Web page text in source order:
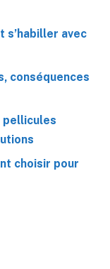
s’habiller avec
conséquences
choisir pour